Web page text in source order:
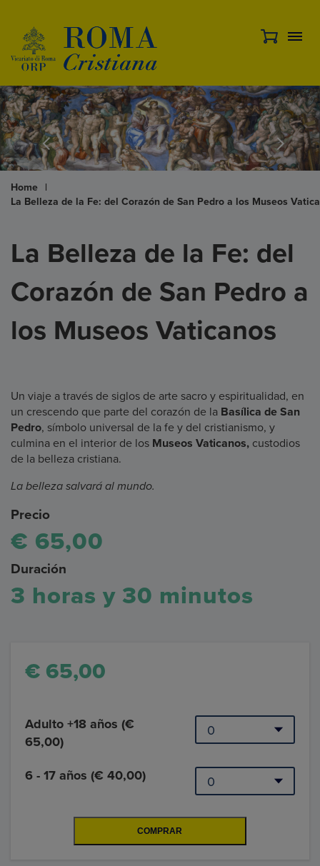
Home
|
La Belleza de la Fe: del Corazón de San Pedro a los Museos
La Belleza de la Fe: del
Corazón de San Pedro a
los Museos Vaticanos
Un viaje a través de siglos de arte sacro y espiritualidad, en
un crescendo que parte del corazón de la Basílica de San
Pedro, símbolo universal de la fe y del cristianismo, y
culmina en el interior de los Museos Vaticanos, custodios
de la belleza cristiana.
La belleza salvará al mundo.
Precio
€ 65,00
Duración
3 horas y 30 minutos
€ 65,00
Adulto +18 años (€
65,00)
6 - 17 años (€ 40,00)